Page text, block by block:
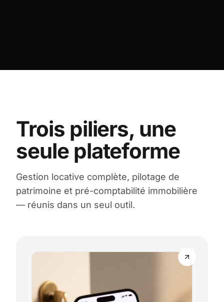
Trois piliers, une
seule plateforme
Gestion locative complète, pilotage de
patrimoine et pré-comptabilité immobilière
— réunis dans un seul outil.